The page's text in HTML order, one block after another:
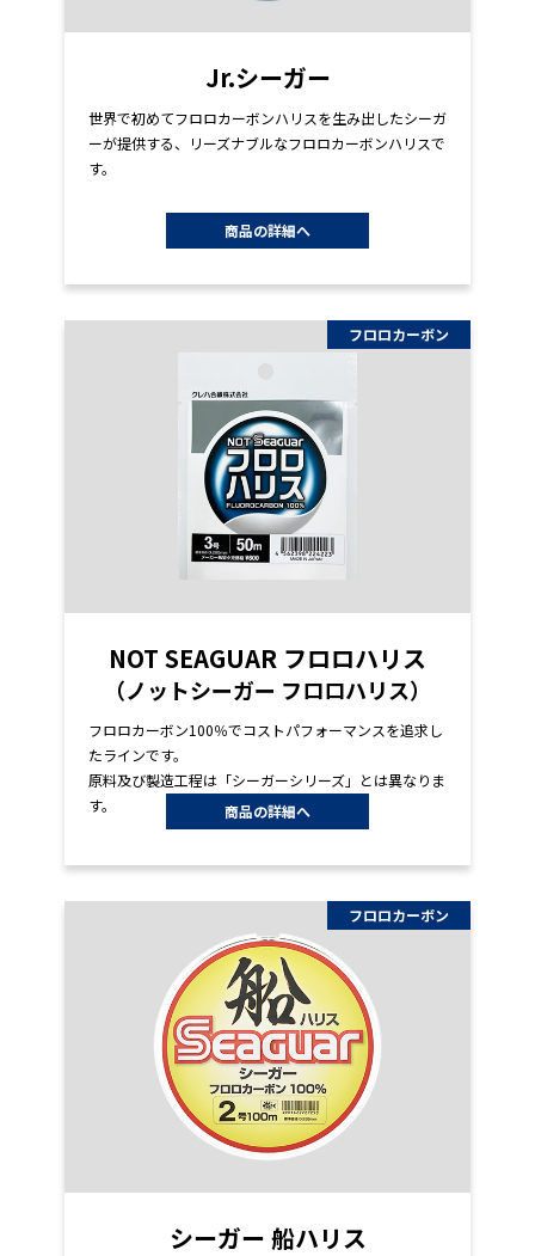
Jr.シーガー
世界で初めてフロロカーボンハリスを生み出したシーガ
ーが提供する、リーズナブルなフロロカーボンハリスで
す。
商品の詳細へ
フロロカーボン
NOT SEAGUAR フロロハリス
（ノットシーガー フロロハリス）
フロロカーボン100％でコストパフォーマンスを追求し
たラインです。
原料及び製造工程は「シーガーシリーズ」とは異なりま
す。
商品の詳細へ
フロロカーボン
シーガー 船ハリス